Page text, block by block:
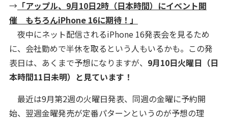
→「アップル、9月10日2時（日本時間）にイベント開
催 もちろんiPhone 16に期待！」
夜中にネット配信されるiPhone 16発表会を見るため
に、会社勤めで半休を取るという人もいるかも。この発
表日は、あくまで予想になりますが、 9月10日火曜日（日
本時間11日未明）と見ています！
最近は9月第2週の火曜日発表、同週の金曜に予約開
始、翌週金曜発売が定番パターンというのが予想の理